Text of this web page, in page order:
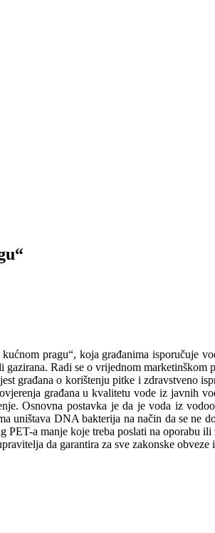
pragu“, koja građanima isporučuje
Radi se o vrijednom
građana o korištenju pitke i zdravstveno
građana u kvalitetu vode iz javnih
Osnovna postavka je da je voda iz
DNA bakterija na način da se ne
a manje koje treba poslati na oporabu
da garantira za sve zakonske